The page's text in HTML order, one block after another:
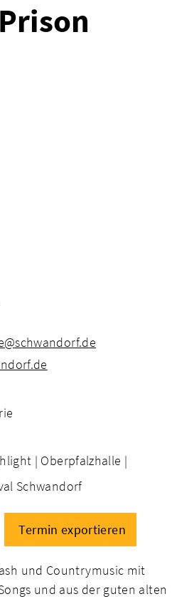
| Oberpfalzhalle |
Schwandorf
Termin exportieren
und Countrymusic mit
und aus der guten alten